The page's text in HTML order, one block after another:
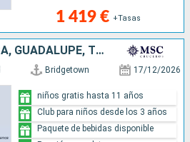
1 419 € +Tasas
BARBADOS, MARTINICA, GUADALUPE, TÓRTOLA, VIRGEN GORDA, SAN CRISTÓBAL Y NIEVES, SAN MARTÍN, REPÚBLICA DOMINICANA
Bridgetown 17/12/2026
niños gratis hasta 11 años
Club para niños desde los 3 años
Paquete de bebidas disponible